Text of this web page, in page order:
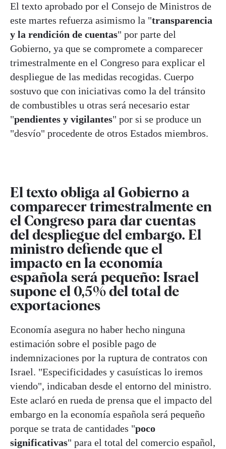
El texto aprobado por el Consejo de Ministros de
este martes refuerza asimismo la "transparencia
y la rendición de cuentas" por parte del
Gobierno, ya que se compromete a comparecer
trimestralmente en el Congreso para explicar el
despliegue de las medidas recogidas. Cuerpo
sostuvo que con iniciativas como la del tránsito
de combustibles u otras será necesario estar
"pendientes y vigilantes" por si se produce un
"desvío" procedente de otros Estados miembros.
El texto obliga al Gobierno a
comparecer trimestralmente en
el Congreso para dar cuentas
del despliegue del embargo. El
ministro defiende que el
impacto en la economía
española será pequeño: Israel
supone el 0,5% del total de
exportaciones
Economía asegura no haber hecho ninguna
estimación sobre el posible pago de
indemnizaciones por la ruptura de contratos con
Israel. "Especificidades y casuísticas lo iremos
viendo", indicaban desde el entorno del ministro.
Este aclaró en rueda de prensa que el impacto del
embargo en la economía española será pequeño
porque se trata de cantidades "poco
significativas" para el total del comercio español,